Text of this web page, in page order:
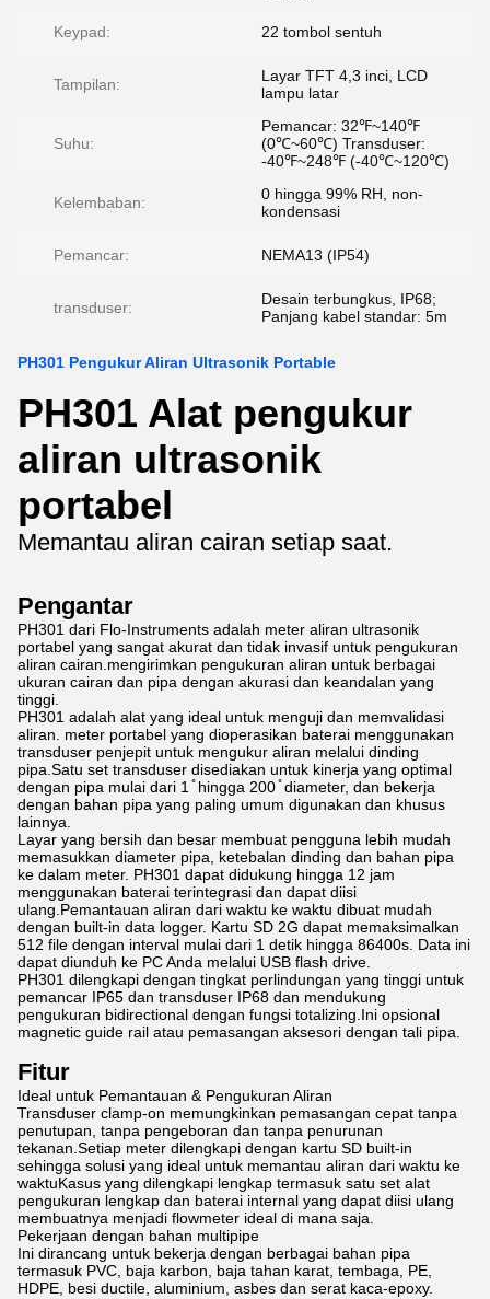
Keypad: 22 tombol sentuh
Tampilan:
Layar TFT 4,3 inci, LCD
lampu latar
Suhu:
Pemancar: 32℉~140℉
(0℃~60℃) Transduser:
-40℉~248℉ (-40℃~120℃)
Kelembaban:
0 hingga 99% RH, non-
kondensasi
Pemancar: NEMA13 (IP54)
transduser:
Desain terbungkus, IP68;
Panjang kabel standar: 5m
PH301 Pengukur Aliran Ultrasonik Portable
PH301 Alat pengukur
aliran ultrasonik
portabel
Memantau aliran cairan setiap saat.
Pengantar
PH301 dari Flo-Instruments adalah meter aliran ultrasonik
portabel yang sangat akurat dan tidak invasif untuk pengukuran
aliran cairan.mengirimkan pengukuran aliran untuk berbagai
ukuran cairan dan pipa dengan akurasi dan keandalan yang
tinggi.
PH301 adalah alat yang ideal untuk menguji dan memvalidasi
aliran. meter portabel yang dioperasikan baterai menggunakan
transduser penjepit untuk mengukur aliran melalui dinding
pipa.Satu set transduser disediakan untuk kinerja yang optimal
dengan pipa mulai dari 1 ̊ hingga 200 ̊ diameter, dan bekerja
dengan bahan pipa yang paling umum digunakan dan khusus
lainnya.
Layar yang bersih dan besar membuat pengguna lebih mudah
memasukkan diameter pipa, ketebalan dinding dan bahan pipa
ke dalam meter. PH301 dapat didukung hingga 12 jam
menggunakan baterai terintegrasi dan dapat diisi
ulang.Pemantauan aliran dari waktu ke waktu dibuat mudah
dengan built-in data logger. Kartu SD 2G dapat memaksimalkan
512 file dengan interval mulai dari 1 detik hingga 86400s. Data ini
dapat diunduh ke PC Anda melalui USB flash drive.
PH301 dilengkapi dengan tingkat perlindungan yang tinggi untuk
pemancar IP65 dan transduser IP68 dan mendukung
pengukuran bidirectional dengan fungsi totalizing.Ini opsional
magnetic guide rail atau pemasangan aksesori dengan tali pipa.
Fitur
Ideal untuk Pemantauan & Pengukuran Aliran
Transduser clamp-on memungkinkan pemasangan cepat tanpa
penutupan, tanpa pengeboran dan tanpa penurunan
tekanan.Setiap meter dilengkapi dengan kartu SD built-in
sehingga solusi yang ideal untuk memantau aliran dari waktu ke
waktuKasus yang dilengkapi lengkap termasuk satu set alat
pengukuran lengkap dan baterai internal yang dapat diisi ulang
membuatnya menjadi flowmeter ideal di mana saja.
Pekerjaan dengan bahan multipipe
Ini dirancang untuk bekerja dengan berbagai bahan pipa
termasuk PVC, baja karbon, baja tahan karat, tembaga, PE,
HDPE, besi ductile, aluminium, asbes dan serat kaca-epoxy.